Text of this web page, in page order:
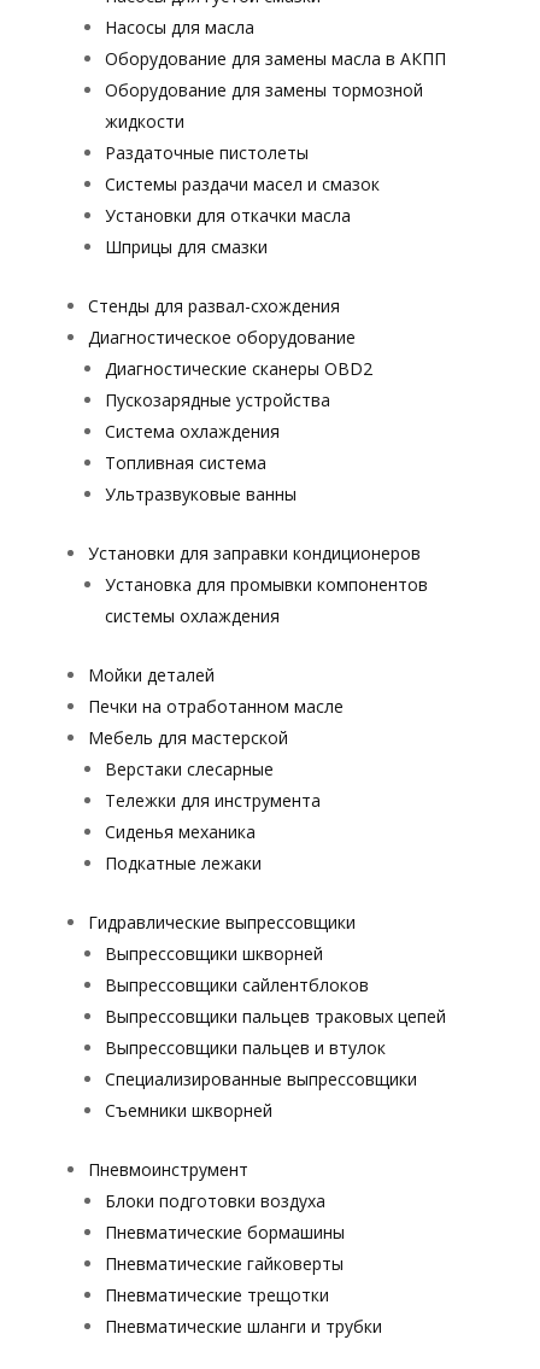
Насосы для масла
Оборудование для замены масла в АКПП
Оборудование для замены тормозной
жидкости
Раздаточные пистолеты
Системы раздачи масел и смазок
Установки для откачки масла
Шприцы для смазки
Стенды для развал-схождения
Диагностическое оборудование
Диагностические сканеры OBD2
Пускозарядные устройства
Система охлаждения
Топливная система
Ультразвуковые ванны
Установки для заправки кондиционеров
Установка для промывки компонентов
системы охлаждения
Мойки деталей
Печки на отработанном масле
Мебель для мастерской
Верстаки слесарные
Тележки для инструмента
Сиденья механика
Подкатные лежаки
Гидравлические выпрессовщики
Выпрессовщики шкворней
Выпрессовщики сайлентблоков
Выпрессовщики пальцев траковых цепей
Выпрессовщики пальцев и втулок
Специализированные выпрессовщики
Cъемники шкворней
Пневмоинструмент
Блоки подготовки воздуха
Пневматические бормашины
Пневматические гайковерты
Пневматические трещотки
Пневматические шланги и трубки